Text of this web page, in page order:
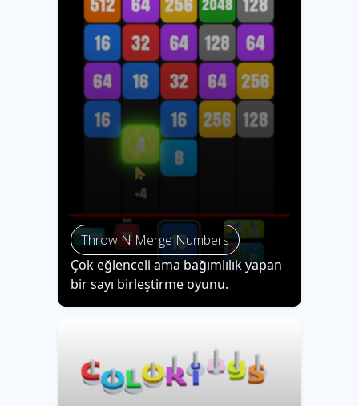
Throw N Merge Numbers
Çok eğlenceli ama bağımlılık yapan
bir sayı birleştirme oyunu.